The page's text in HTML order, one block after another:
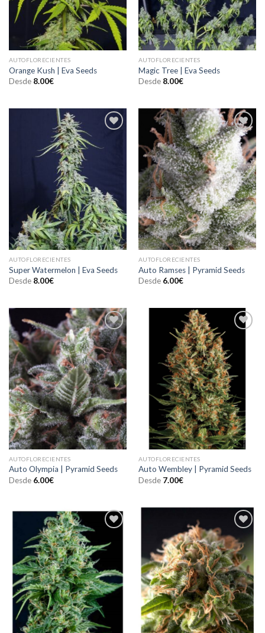
AUTOFLORECIENTES
Orange Kush | Eva Seeds
Desde 8.00€
AUTOFLORECIENTES
Magic Tree | Eva Seeds
Desde 8.00€
AUTOFLORECIENTES
Super Watermelon | Eva Seeds
Desde 8.00€
Añadir
a la
lista de
deseos
AUTOFLORECIENTES
Auto Ramses | Pyramid Seeds
Desde 6.00€
Añadir
a la
lista de
deseos
AUTOFLORECIENTES
Auto Olympia | Pyramid Seeds
Desde 6.00€
Añadir
lista de
deseos
AUTOFLORECIENTES
Auto Wembley | Pyramid Seeds
Desde 7.00€
Añadir
lista de
deseos
Añadir
a la
lista de
deseos